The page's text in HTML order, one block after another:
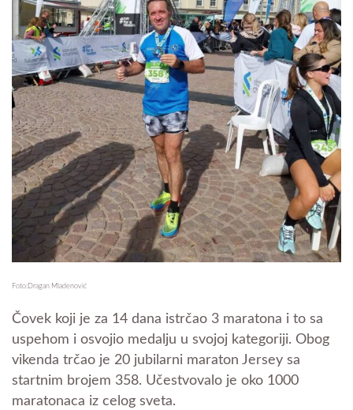
Foto:Dragan Mladenović
Čovek koji je za 14 dana istrčao 3 maratona i to sa
uspehom i osvojio medalju u svojoj kategoriji. Obog
vikenda trčao je 20 jubilarni maraton Jersey sa
startnim brojem 358. Učestvovalo je oko 1000
maratonaca iz celog sveta.